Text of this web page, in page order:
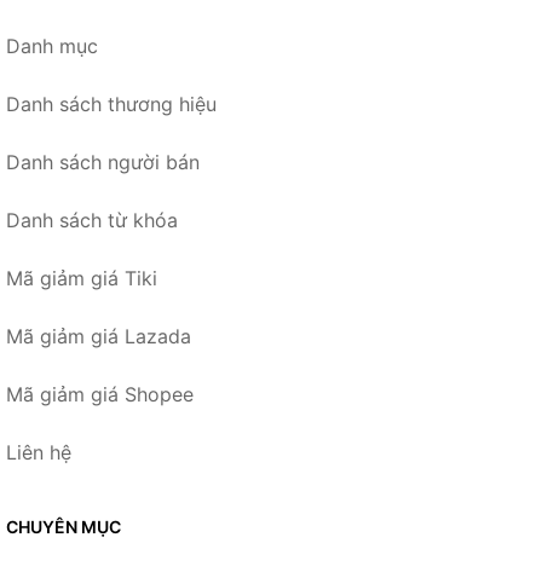
Danh mục
Danh sách thương hiệu
Danh sách người bán
Danh sách từ khóa
Mã giảm giá Tiki
Mã giảm giá Lazada
Mã giảm giá Shopee
Liên hệ
CHUYÊN MỤC